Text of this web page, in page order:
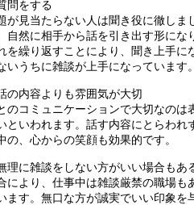
問をする
が見当たらない人は聞き役に徹しま
自然に相手から話を引き出す形にな
を繰り返すことにより、聞き上手
いうちに雑談が上手になっています。
の内容よりも雰囲気が大切
のコミュニケーションで大切なの
といわれます。話す内容にとらわ
の、心からの笑顔も効果的です。
理に雑談をしない方がいい場合もあ
により、仕事中は雑談厳禁の職場も
ます。無口な方が誠実でいい印象